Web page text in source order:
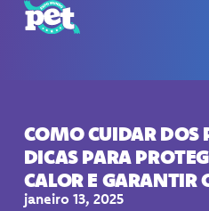
COMO CUIDAR DOS
DICAS PARA
CALOR E GARANTIR
janeiro 13, 2025